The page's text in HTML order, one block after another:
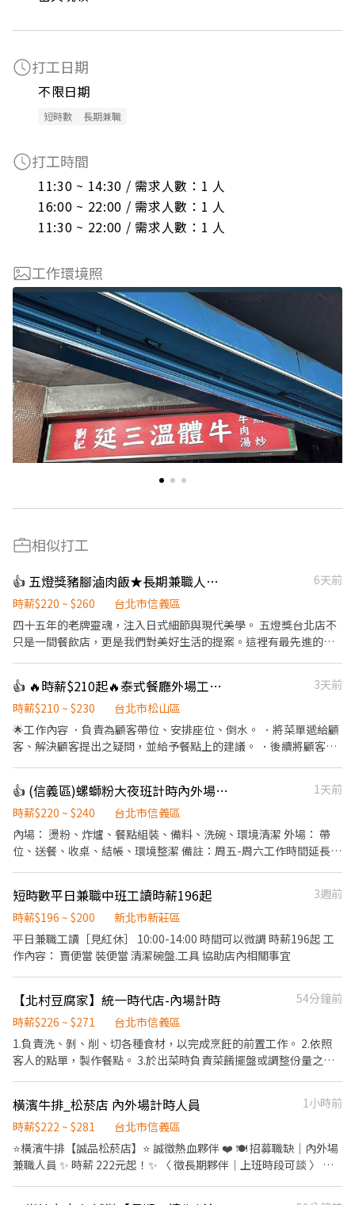
打工日期
不限日期
短時數 長期兼職
打工時間
11:30 ~ 14:30 / 需求人數：1 人
16:00 ~ 22:00 / 需求人數：1 人
11:30 ~ 22:00 / 需求人數：1 人
工作環境照
相似打工
👍 五燈獎豬腳滷肉飯★長期兼職人員【多門市擴大徵才中】
6天前
時薪$220 ~ $260
台北市信義區
​四十五年的老牌靈魂，注入日式細節與現代美學。 五燈獎台北店不
只是一間餐飲店，更是我們對美好生活的提案。這裡有最先進的自
康店】 與 【信義店】，7/1 我們正式進駐「台北 101」！ ​極致乾淨
環境： 顛覆傳統，這可能是你見過最整潔、無油煙的餐飲工作空
間。 ​科技輔助入職： 多種自動化設備，減輕體力負擔，分工明確讓
你輕鬆上手。 ​未來職涯規劃： 品牌正朝向國際化與多角化經營，這
接待 ​維持優雅用餐環境 ​分站式餐點製作（接龍式流暢作業） ​設備維
護與食材管理 ​條件加分： 具備餐飲經驗者優，但更歡迎有服務熱
】📍 7/1 隆重登場！ ​早班：09:30 - 13:30 ​中班：13:30 - 18:30 ​晚
班：18:30 - 22:30 ​【 永康店 】&【 信義店 】 ​午間餐期：10:00 -
14:00 / 10:00 - 17:00 ​晚間餐期：16:45 - 20:30 ​長期兼職標準： 1. 基
本配合 6 個月以上。 2. 每月配合總工時 80 小時以上。 ​💰 薪資與福
升為訓練員最高可達 240元/小時！ ​安心保障： 依法投保、免費年度
健康檢查（我們比你更在意你的健康）。 ​專屬福利： 質感員工制
服、員工餐、團體保險、不定期員工聚餐。 ​📩 加入我們 ​如果你對環
境有堅持，或想體驗新型態的餐飲工作，歡迎跟我們聊聊！
👍 🔥時薪$210起🔥泰式餐廳外場工讀/急缺平日午班/供餐/彈性排班/長期/平日晚班/假日班
3天前
時薪$210 ~ $230
台北市松山區
🌟工作內容 ．負責為顧客帶位、安排座位、倒水。 ．將菜單遞給顧
客、解決顧客提出之疑問，並給予餐點上的建議。 ．後續將顧客點
帳、收銀等工作。 ．負責清理工作環境、設備和餐具。 ．協助測量
食材的容量與重量。 ．負責擺盤、打包外帶服務。 ．需要輪流洗碗
和備料。 🌟員工福利： 🥩免費供應員工餐、🥤泰奶無限♾️、勞保、
健保、勞退金、彈性休假⛱️ 🌟前3天時薪$196，若表現優秀迅速上
$210起。 🌟給班時間可以彈性。 🌟若不滿一個月離職，則薪水需於
每個月10號（遇假日延後至上班日）自行到店領現，謝謝🙏 👏🏽歡
👍 (信義區)螺螄粉大夜班計時內外場人員(時薪220-240元)
1天前
時薪$220 ~ $240
台北市信義區
內場： 燙粉、炸爐、餐點組裝、備料、洗碗、環境清潔 外場： 帶
位、送餐、收桌、結帳、環境整潔 備註：周五-周六工作時間延長至
短時數平日兼職中班工讀時薪196起
3週前
時薪$196 ~ $200
新北市新莊區
平日兼職工讀［見紅休］ 10:00-14:00 時間可以微調 時薪196起 工
作內容： 賣便當 裝便當 清潔碗盤.工具 協助店內相關事宜
【北村豆腐家】統一時代店-內場計時
54分鐘前
時薪$226 ~ $271
台北市信義區
1.負責洗、剝、削、切各種食材，以完成烹飪的前置工作。 2.依照
客人的點單，製作餐點。 3.於出菜時負責菜餚擺盤或調整份量之工
橫濱牛排_松菸店 內外場計時人員
1小時前
時薪$222 ~ $281
台北市信義區
⭐️橫濱牛排【誠品松菸店】⭐️ 誠徵熱血夥伴 ❤️ 🍽 招募職缺｜內外場
兼職人員 ✨ 時薪 222元起！✨ 〈 徵長期夥伴｜上班時段可談 〉 營